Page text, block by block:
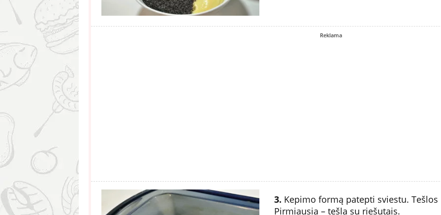
Reklama
3. Kepimo formą patepti sviestu.
Pirmiausia – tešla su riešutais.